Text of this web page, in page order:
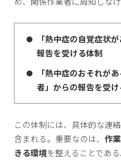
「熱中症の自覚症状
報告を受ける体制
「熱中症のおそれが
者」からの報告を受
この体制には、具体的な連
含まれる。重要なのは、 作
きる環境を整えることである